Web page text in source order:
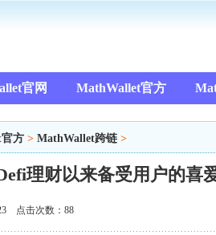
官网 MathWallet官方
方 > MathWallet跨链 >
理财以来备受用户的喜
点击次数：88